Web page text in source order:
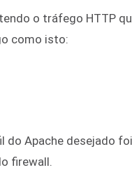
o tráfego HTTP
como isto:
Apache desejado
firewall.